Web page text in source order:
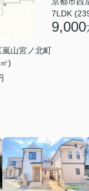
山宮ノ北町
)
7LDK
9,000